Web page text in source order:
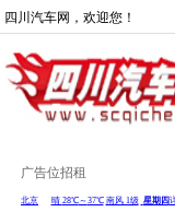
四川汽车网，欢迎您！
广告位招租